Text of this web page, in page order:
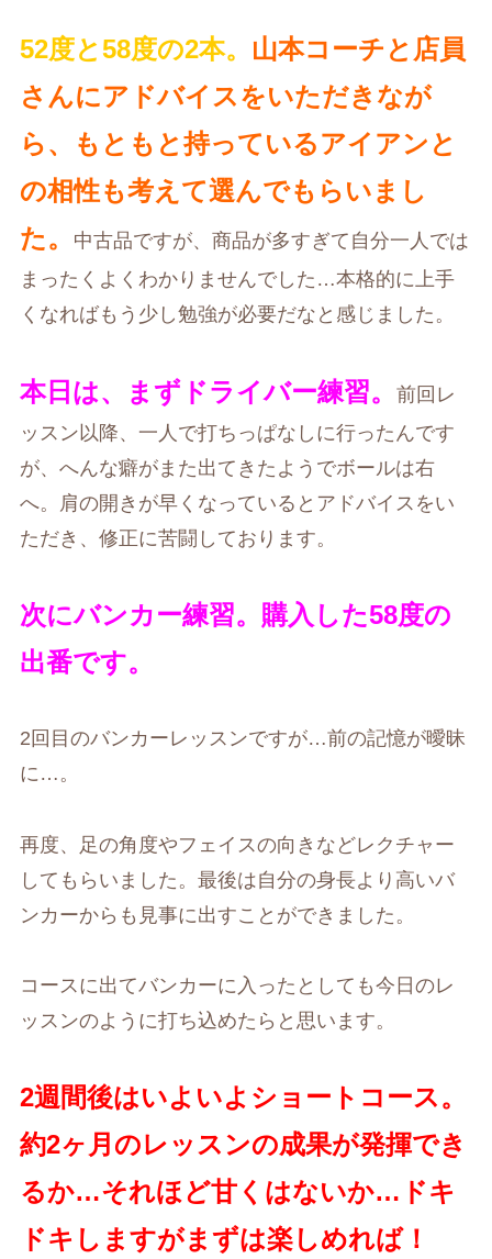
52度と58度の2本。 山本コーチと店員
さんにアドバイスをいただきなが
ら、もともと持っているアイアンと
の相性も考えて選んでもらいまし
た。
中古品ですが、商品が多すぎて自分一人では
まったくよくわかりませんでした…本格的に上手
くなればもう少し勉強が必要だなと感じました。
本日は、まずドライバー練習。
前回レ
ッスン以降、一人で打ちっぱなしに行ったんです
が、へんな癖がまた出てきたようでボールは右
へ。肩の開きが早くなっているとアドバイスをい
ただき、修正に苦闘しております。
次にバンカー練習。購入した58度の
出番です。
2回目のバンカーレッスンですが…前の記憶が曖昧
に…。
再度、足の角度やフェイスの向きなどレクチャー
してもらいました。最後は自分の身長より高いバ
ンカーからも見事に出すことができました。
コースに出てバンカーに入ったとしても今日のレ
ッスンのように打ち込めたらと思います。
2週間後はいよいよショートコース。
約2ヶ月のレッスンの成果が発揮でき
るか…それほど甘くはないか…ドキ
ドキしますがまずは楽しめれば！